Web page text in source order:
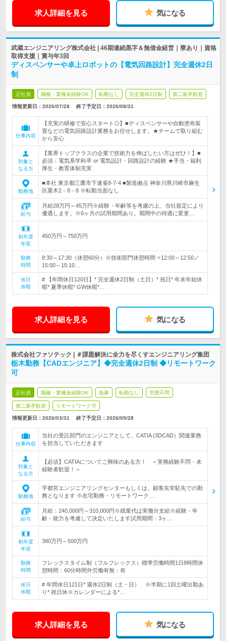
求人詳細を見る 気になる
武蔵エンジニアリング株式会社 | 46期連続黒字＆無借金経営｜寮あり｜資格
取得支援｜賞与年3回
ディスペンサーや卓上ロボットの【電気回路設計】完全週休2日
制
正社員 職種・業種未経験OK 転勤なし 完全週休2日制 第二新卒歓迎
情報更新日：2026/07/28 終了予定日： 2026/08/31
仕事内容
【充実の研修で安心スタート◎】■ディスペンサーや自動塗布装
置などの電気回路設計業務をお任せします。★チームで取り組む
から安心
対象と
なる方
【業界トップクラスの企業で技術力を伸ばしたい方はぜひ！】■
必須：電気系学科卒 or 電気設計・回路設計の経験 ★手当・福利
厚生・教育体制充実
勤務地
■本社 東京都三鷹市下連雀8-7-4 ■製造拠点 神奈川県川崎市麻生
区栗木2－8－8 ※転勤当面なし
給与
月給28万円～45万円※経験・年齢等を考慮の上、当社規定により
優遇します。※6ヶ月の試用期間あり。期間中の待遇に変更…
初年度
年収
450万円～750万円
勤務
時間
8:30～17:30（休憩60分）※技術部門休憩時間⇒12:00～12:50／
15:00～15:10…
休日
休暇
# 【年間休日120日】* 完全週休2日制（土日）* 祝日* 年末年始休
暇* 夏季休暇* GW休暇*…
求人詳細を見る 気になる
株式会社ファソテック | ＃課題解決に全力を尽くすエンジニアリング集団
栃木勤務【CADエンジニア】◆完全週休2日制 ◆リモートワーク
可
正社員 職種・業種未経験OK 急募 転勤なし 学歴不問
第二新卒歓迎 リモートワーク可
情報更新日：2026/03/31 終了予定日： 2026/09/28
仕事内容
当社の受託部門のエンジニアとして、CATIA (3DCAD）関連業務
を担当していただきます
対象と
なる方
【必須】CATIAについてご興味のある方！ ＜実務経験不問・未
経験者歓迎！＞
勤務地
宇都宮エンジニアリングセンターもしくは、顧客先常駐先での勤
務となります ※在宅勤務・リモートワーク…
給与
月給：240,000円～310,000円※残業代は実働分支給※経験・年
齢・能力を考慮して決定いたします試用期間：3ヶ…
初年度
年収
380万円～500万円
勤務
時間
フレックスタイム制（フルフレックス）標準労働時間1日8時間休
憩時間：60分時間外労働有無：有
休日
休暇
# 年間休日121日* 週休2日制（土・日） ※半期に1回土曜出勤あ
り* 祝日休※カレンダーによる*…
求人詳細を見る 気になる